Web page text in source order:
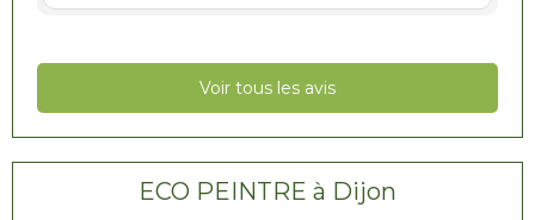
Voir tous les avis
ECO PEINTRE à Dijon